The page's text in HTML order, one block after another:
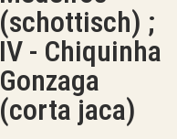
(schottisch) ;
IV - Chiquinha
Gonzaga
(corta jaca)